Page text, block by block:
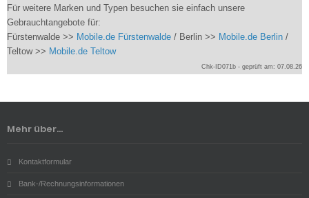
Für weitere Marken und Typen besuchen sie einfach unsere
Gebrauchtangebote für:
Fürstenwalde >> Mobile.de Fürstenwalde / Berlin >> Mobile.de Berlin /
Teltow >> Mobile.de Teltow
Chk-ID071b - geprüft am: 07.08.26
Mehr über...
Kontaktformular
Bank-/Rechnungsinformationen